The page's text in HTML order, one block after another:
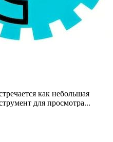
как небольшая
для просмотра...